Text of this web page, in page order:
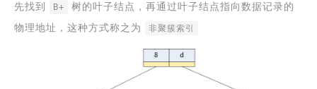
先找到 B+
树的叶子结点，再通过叶子结点指向数据记录的
物理地址，这种方式称之为
非聚簇索引